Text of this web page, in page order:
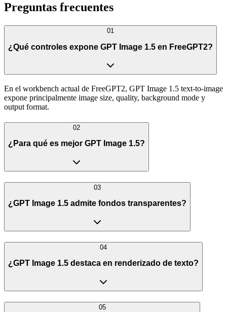
Preguntas frecuentes
01
¿Qué controles expone GPT Image 1.5 en FreeGPT2?
En el workbench actual de FreeGPT2, GPT Image 1.5 text-to-image
expone principalmente image size, quality, background mode y
output format.
02
¿Para qué es mejor GPT Image 1.5?
03
¿GPT Image 1.5 admite fondos transparentes?
04
¿GPT Image 1.5 destaca en renderizado de texto?
05